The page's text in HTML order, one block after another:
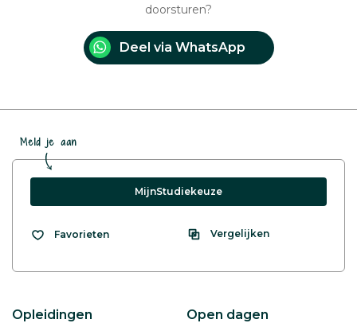
doorsturen?
Deel via WhatsApp
Meld je aan
MijnStudiekeuze
Favorieten Vergelijken
Opleidingen Open dagen